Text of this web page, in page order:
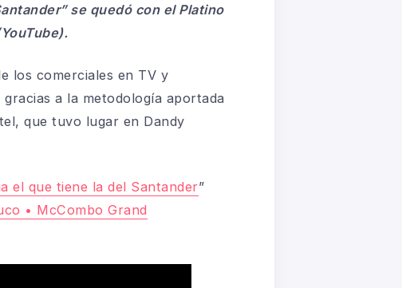
se quedó con el Platino
los comerciales en TV y
a la metodología aportada
que tuvo lugar en Dandy
el que tiene la del Santander”
• McCombo Grand